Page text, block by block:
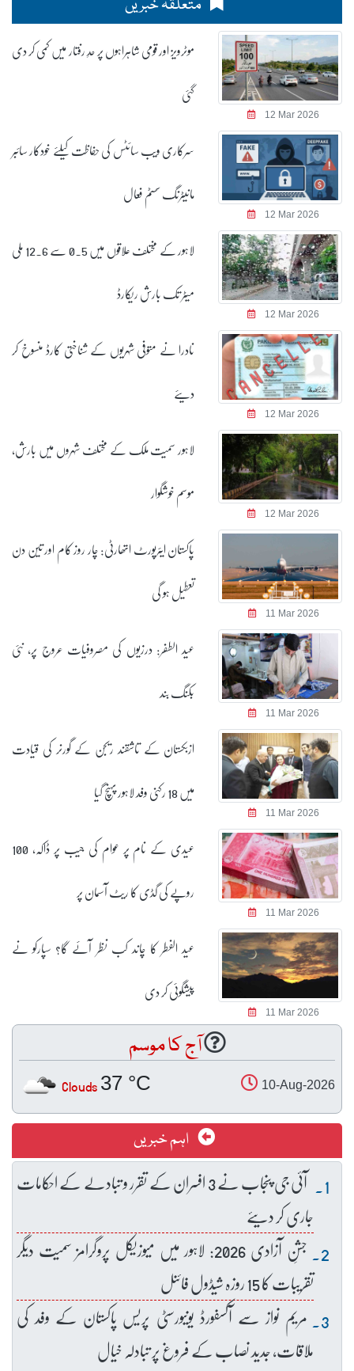
متعلقہ خبریں
12 Mar 2026
موٹرویز اور قومی شاہراہوں پر حدِ رفتار میں کمی کر دی
گئی
12 Mar 2026
سرکاری ویب سائٹس کی حفاظت کیلئے خودکار سائبر
مانیٹرنگ سسٹم فعال
12 Mar 2026
لاہور کے مختلف علاقوں میں 0.5 سے 12.6 ملی
میٹر تک بارش ریکارڈ
12 Mar 2026
نادرا نے متوفی شہریوں کے شناختی کارڈ منسوخ کر
دیئے
12 Mar 2026
لاہور سمیت ملک کے مختلف شہروں میں بارش،
موسم خوشگوار
11 Mar 2026
پاکستان ایئرپورٹ اتھارٹی: چار روز کام اور تین دن
تعطیل ہو گی
11 Mar 2026
عید الطفر: درزیوں کی مصروفیات عروج پر، نئی
بکنگ بند
11 Mar 2026
ازبکستان کے تاشقند ریجن کے گورنر کی قیادت
میں 18 رکنی وفد لاہور پہنچ گیا
11 Mar 2026
عیدی کے نام پر عوام کی جیب پر ڈاکہ، 100
روپے کی گڈی کا ریٹ آسمان پر
11 Mar 2026
عید الفطر کا چاند کب نظر آئے گا؟ سپارکو نے
پیشگوئی کر دی
آج کا موسم
10-Aug-2026
37 °C
Clouds
اہم خبریں
آئی جی پنجاب نے 3 افسران کے تقرر و تبادلے کے احکامات
جاری کر دیئے
جشنِ آزادی 2026: لاہور میں میوزیکل پروگرامز سمیت دیگر
تقریبات کا 15 روزہ شیڈول فائنل
مریم نواز سے آکسفورڈ یونیورسٹی پریس پاکستان کے وفد کی
ملاقات، جدید نصاب کے فروغ پر تبادلہ خیال